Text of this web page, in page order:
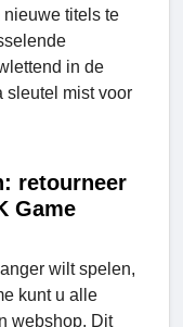
nieuwe titels te
in de
sleutel mist voor
retourneer
Game
wilt spelen,
kunt u alle
webshop. Dit